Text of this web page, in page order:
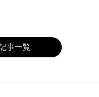
事一覧